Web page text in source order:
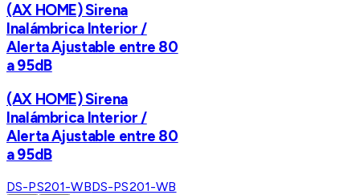
(AX HOME) Sirena
Inalámbrica Interior /
Alerta Ajustable entre 80
a 95dB
(AX HOME) Sirena
Inalámbrica Interior /
Alerta Ajustable entre 80
a 95dB
DS-PS201-WBDS-PS201-WB